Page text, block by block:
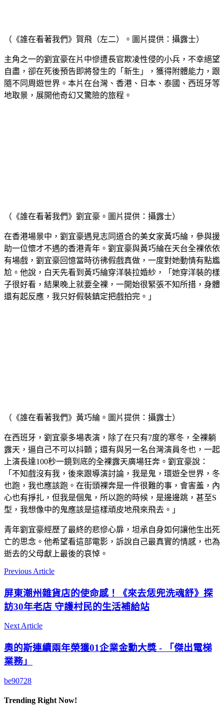
（《誰在看著我們》賀飛（左二）。圖片提供：攝露士）
主角之一的劉宜豪在片中慘遭長官欺凌性侵的小兵，不幸絕望
自盡，卻在死後預告即將發生的「新生」，獲得附體能力，跟
隨不同周遊世界。本片在台灣、香港、日本、泰國、西班牙等
地取景，展開他奇幻又驚險的旅程。
（《誰在看著我們》劉宜豪。圖片提供：攝露士）
在香港場景中，劉宜豪遇見志同道合的美女家黃巧綸，參與援
助一位懷才不遇的香港青年。劉宜豪與黃巧綸在天台全裸依依
有場戲，劉宜豪回憶當時彷彿假戲真做，一度對她動情有點尷
尬。他說，白天先看到黃巧綸穿洋裝拉婚紗，「她穿洋裝的樣
子很好看，結果晚上就要全裸，一開始很緊張不知所措，身體
還有起反應，我只好假裝鎮定把戲拍完。」
（《誰在看著我們》黃巧綸。圖片提供：攝露士）
在西班牙，劉宜豪多場表演，除了在只有7度的寒冬，全裸躺
露天，逼自己不可以抖顫；還有與另一名台灣演員冬也，一起
上演長達100秒一鏡到底的全裸露天廣場狂奔。劉宜豪說：
「不知戲沒有我，後來跟導演討論，我是鬼，環遊全世界，冬
也跑，我也應該跑。在街頭裸奔是一件很難的事，會害羞，內
心也有掙扎，但我是個鬼，所以跑的時候，是邊邊跳，甚至S
型，我想像中的鬼應該是這樣頑皮地飛來飛去。」
青年劉宜豪經歷了最終的悲慘心扉，坦承自身如何讓他生出死
亡的思念。他希望看這部電影，訴說自己最真實的情感，也為
逝去的父母獻上最後的哀悼。
Previous Article
屏東潮州雜貨店的使命感！《來去恁兜洗魂舒》探
訪30年老店 守護村民的生活補給站
Next Article
奧的斯連續兩年榮獲01企業金勳大獎 - 「傑出電梯
業務」
be90728
Trending Right Now!